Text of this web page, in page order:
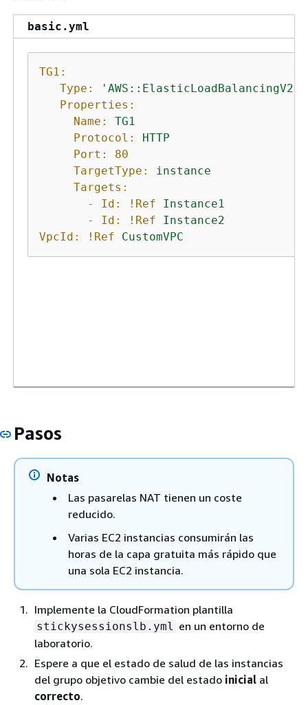
basic.yml
TG1:
Type:
Properties:
Name:
TG1
Protocol:
HTTP
Port:
80
TargetType:
instance
Targets:
-
Id: !Ref
Instance1
-
Id: !Ref
Instance2
VpcId:
!Ref CustomVPC
Pasos
Notas
Las pasarelas NAT tienen un coste
reducido.
Varias EC2 instancias consumirán las
horas de la capa gratuita más rápido que
una sola EC2 instancia.
Implemente la CloudFormation plantilla
stickysessionslb.yml
en un entorno de
laboratorio.
Espere a que el estado de salud de las instancias
del grupo objetivo cambie del estado inicial al
correcto.